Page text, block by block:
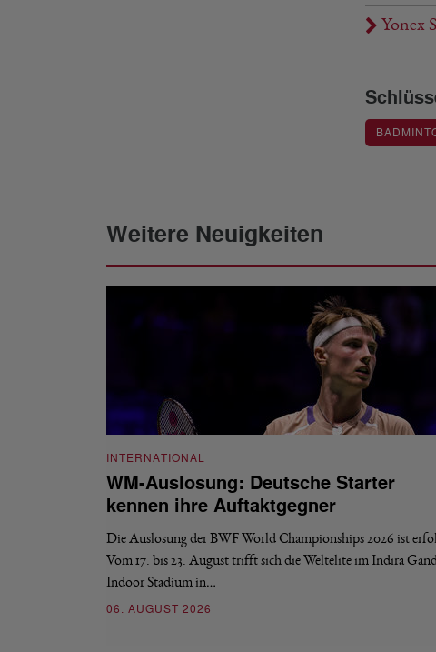
Yonex
Weitere Neuigkeiten
INTERNATIONAL
WM-Auslosung: Deutsche Starter
kennen ihre Auftaktgegner
Die Auslosung der BWF World Championships 2026 ist
Vom 17. bis 23. August trifft sich die Weltelite im Indira
Indoor Stadium in…
06. AUGUST 2026